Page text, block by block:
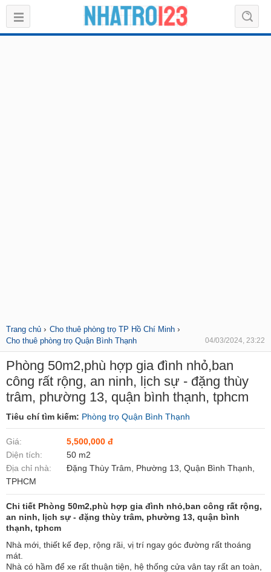
Trang chủ › Cho thuê phòng trọ TP Hồ Chí Minh ›
Cho thuê phòng trọ Quận Bình Thạnh 04/03/2024, 23:22
Phòng 50m2,phù hợp gia đình nhỏ,ban
công rất rộng, an ninh, lịch sự - đặng thùy
trâm, phường 13, quận bình thạnh, tphcm
Tiêu chí tìm kiếm: Phòng trọ Quận Bình Thạnh
Giá:
5,500,000 đ
Diện tích:
50 m2
Địa chỉ nhà:
Đặng Thùy Trâm, Phường 13, Quận Bình Thạnh,
TPHCM
Chi tiết Phòng 50m2,phù hợp gia đình nhỏ,ban công rất rộng,
an ninh, lịch sự - đặng thùy trâm, phường 13, quận bình
thạnh, tphcm
Nhà mới, thiết kế đẹp, rộng rãi, vị trí ngay góc đường rất thoáng
mát.
Nhà có hầm để xe rất thuận tiện, hệ thống cửa vân tay rất an toàn,